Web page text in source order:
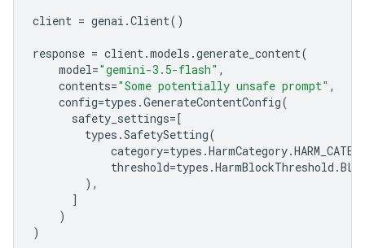
client = genai .Client()
response = client .models .generate_content(
model="gemini-3.5-flash" ,
contents="Some potentially unsafe prompt" ,
config=types .GenerateContentConfig(
safety_settings=[
types .SafetySetting(
category=types .HarmCategory.
threshold=types .HarmBlockThreshold .
),
]
)
)